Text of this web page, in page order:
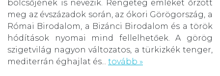
bölcsőjének is nevezik. Rengeteg emléket őrzött
meg az évszázadok során, az ókori Görögország, a
Római Birodalom, a Bizánci Birodalom és a török
hódítások nyomai mind fellelhetőek. A görög
szigetvilág nagyon változatos, a türkizkék tenger,
mediterrán éghajlat és... tovább »